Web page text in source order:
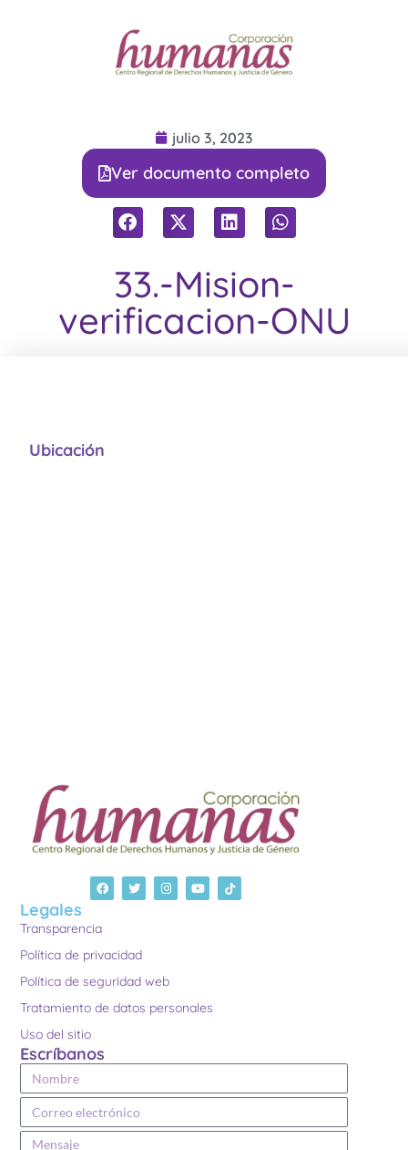
33.-Mision-
verificacion-ONU
julio 3, 2023
Ver documento completo
Legales
Transparencia
Política de privacidad
Política de seguridad web
Tratamiento de datos personales
Uso del sitio
Escríbanos
Ubicación